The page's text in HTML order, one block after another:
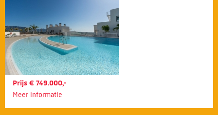
Prijs € 749.000,-
Meer informatie